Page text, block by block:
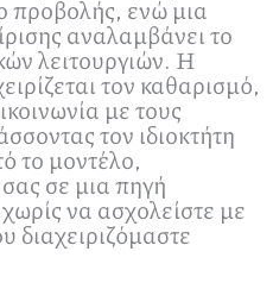
προβολής, ενώ μια
αναλαμβάνει το
λειτουργιών. Η
τον καθαρισμό,
με τους
τον ιδιοκτήτη
το μοντέλο,
σε μια πηγή
να ασχολείστε με
διαχειριζόμαστε